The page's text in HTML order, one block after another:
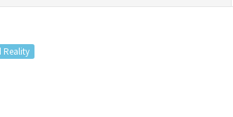
Reality